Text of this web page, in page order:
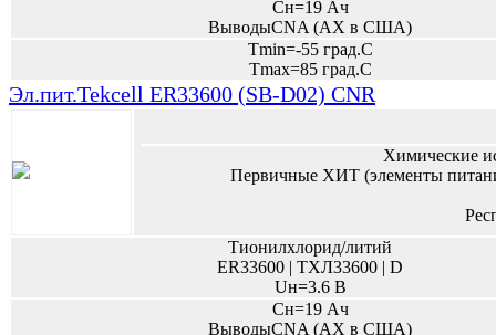
Сн=19 Ач
ВыводыCNA (AX в США)
Tmin=-55 град.С
Tmax=85 град.С
Эл.пит.Tekcell ER33600 (SB-D02) CNR
Химические
Первичные ХИТ (элементы
Тионилхлорид/литий
ER33600 | ТХЛ33600 | D
Uн=3.6 В
Сн=19 Ач
ВыводыCNA (AX в США)